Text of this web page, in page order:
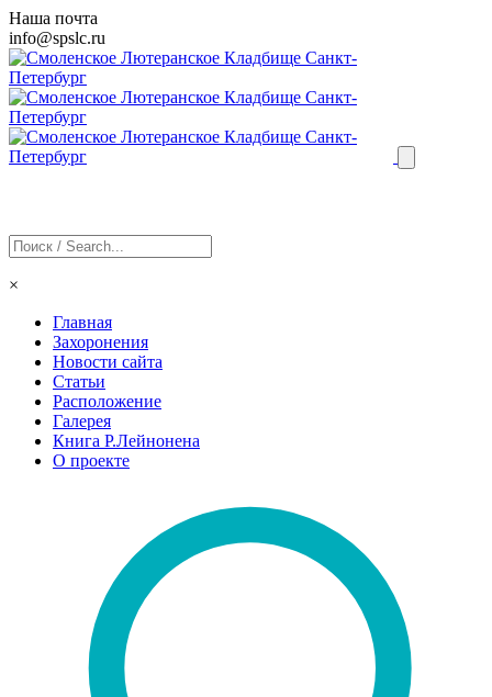
Наша почта
info@spslc.ru
×
Главная
Захоронения
Новости сайта
Статьи
Расположение
Галерея
Книга Р.Лейнонена
О проекте